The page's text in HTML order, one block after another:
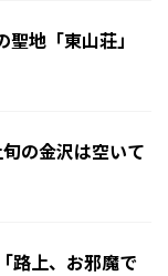
地「東山荘」
の金沢は空いて
路上、お邪魔で